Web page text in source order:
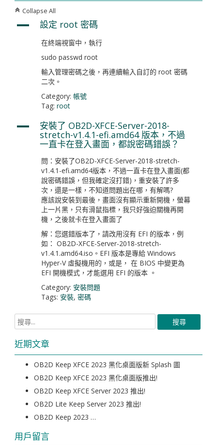
C Collapse All
A 設定 root 密碼
在終端視窗中，執行
sudo passwd root
輸入管理密碼之後，再連續輸入自訂的 root 密碼
二次。
Category: 帳號
Tag: root
A 安裝了 OB2D-XFCE-Server-2018-
stretch-v1.4.1-efi.amd64 版本，不過
一直卡在登入畫面，都說密碼錯誤？
問：安裝了OB2D-XFCE-Server-2018-stretch-
v1.4.1-efi.amd64版本，不過一直卡在登入畫面(都
說密碼錯誤，但我確定沒打錯)，重安裝了許多
次，還是一樣，不知道問題出在哪，有解嗎?
應該說安裝到最後，畫面沒有顯示重新開機，螢幕
上一片黑，只有滑鼠指標，我只好強迫關機再開
機，之後就卡在登入畫面了
解：您選錯版本了，請改用沒有 EFI 的版本，例
如： OB2D-XFCE-Server-2018-stretch-
v1.4.1.amd64.iso。EFI 版本是專給 Windows
Hyper-V 虛擬機用的，或是， 在 BIOS 中變更為
EFI 開機模式，才能選用 EFI 的版本 。
Category: 安裝問題
Tags: 安裝, 密碼
近期文章
OB2D Keep XFCE 2023 黑化桌面版新 Splash 圖
OB2D Keep XFCE 2023 黑化桌面版推出!
OB2D Keep XFCE Server 2023 推出!
OB2D Lite Keep Server 2023 推出!
OB2D Keep 2023 …
用戶留言